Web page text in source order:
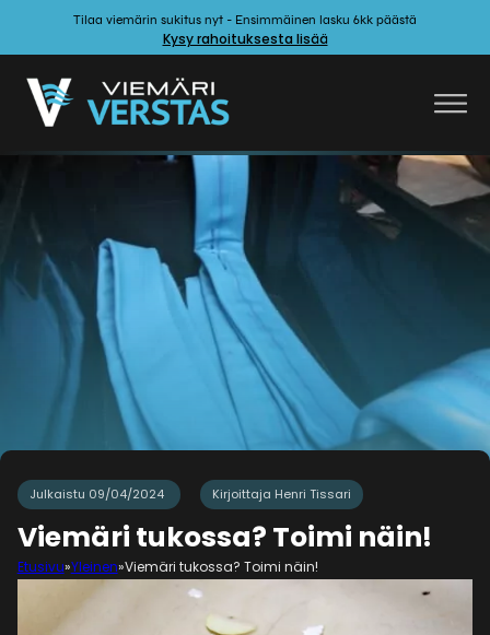
Tilaa viemärin sukitus nyt - Ensimmäinen lasku 6kk päästä
Kysy rahoituksesta lisää
Viemäri tukossa? Toimi näin!
Julkaistu 09/04/2024 Kirjoittaja Henri Tissari
Etusivu»Yleinen»Viemäri tukossa? Toimi näin!